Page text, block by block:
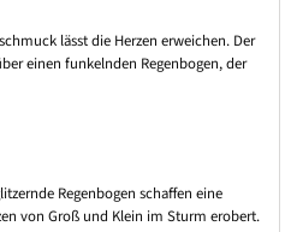
lässt die Herzen erweichen. Der
einen funkelnden Regenbogen, der
Regenbogen schaffen eine
von Groß und Klein im Sturm erobert.